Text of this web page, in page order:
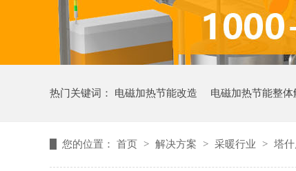
热门关键词： 电磁加热节能改造 电磁加热节能整体
您的位置： 首页 > 解决方案 > 采暖行业 > 塔